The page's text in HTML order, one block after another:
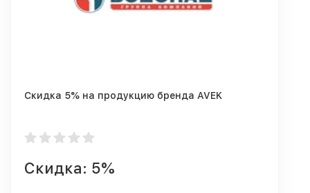
Скидка 5% на продукцию бренда AVEK
Скидка: 5%